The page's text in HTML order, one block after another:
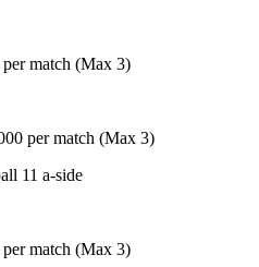
match (Max 3)
per match (Max 3)
11 a-side
match (Max 3)